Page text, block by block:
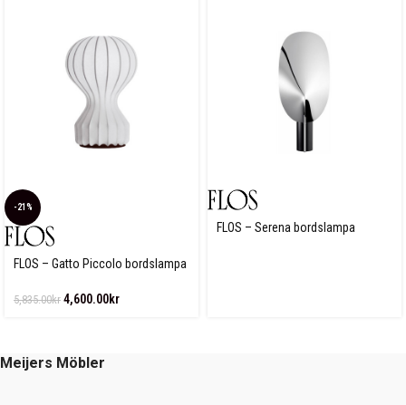
-21%
FLOS – Gatto Piccolo bordslampa
5,835.00kr 4,600.00kr
FLOS – Serena bordslampa
Meijers Möbler